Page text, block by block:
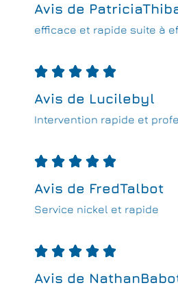
Avis de
efficace et rapide suite à
    
Avis de Lucilebyl
Intervention rapide et
    
Avis de FredTalbot
Service nickel et rapide
    
Avis de